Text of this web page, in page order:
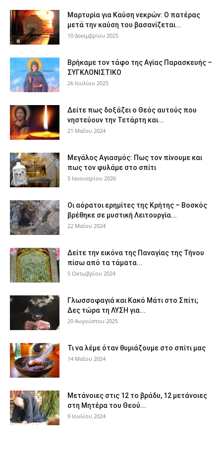
Μαρτυρία για Καύση νεκρών: Ο πατέρας
μετά την καύση του βασανίζεται...
10 Δεκεμβρίου 2025
Βρήκαμε τον τάφο της Αγίας Παρασκευής –
ΣΥΓΚΛΟΝΙΣΤΙΚΟ
26 Ιουλίου 2025
Δείτε πως δοξάζει ο Θεός αυτούς που
νηστεύουν την Τετάρτη και...
21 Μαΐου 2024
Μεγάλος Αγιασμός: Πως τον πίνουμε και
πως τον φυλάμε στο σπίτι
5 Ιανουαρίου 2026
Οι αόρατοι ερημίτες της Κρήτης – Βοσκός
βρέθηκε σε μυστική Λειτουργία...
22 Μαΐου 2024
Δείτε την εικόνα της Παναγίας της Τήνου
πίσω από τα τάματα...
5 Οκτωβρίου 2024
Γλωσσοφαγιά και Κακό Μάτι στο Σπίτι;
Δες τώρα τη ΛΥΣΗ για...
20 Αυγούστου 2025
Τι να λέμε όταν θυμιάζουμε στο σπίτι μας
14 Μαΐου 2024
Μετάνοιες στις 12 το βράδυ, 12 μετάνοιες
στη Μητέρα του Θεού...
9 Ιουλίου 2024